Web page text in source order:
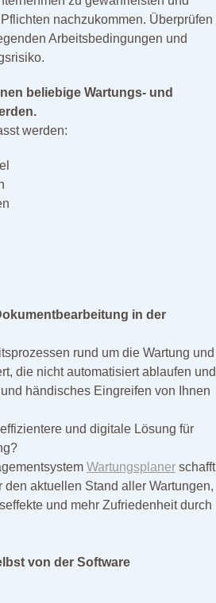
nachzukommen. Überprüfen
Arbeitsbedingungen und
beliebige Wartungs- und
werden:
in der
rund um die Wartung und
die nicht automatisiert ablaufen und
händisches Eingreifen von Ihnen
und digitale Lösung für
Wartungsplaner schafft
aktuellen Stand aller Wartungen,
und mehr Zufriedenheit durch
von der Software